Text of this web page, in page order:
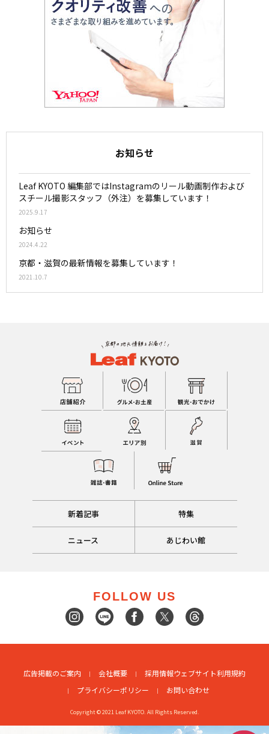
お知らせ
Leaf KYOTO 編集部ではInstagramのリール動画制作および
スチール撮影スタッフ（外注）を募集しています！
2025.9.17
お知らせ
2024.4.22
京都・滋賀の最新情報を募集しています！
2021.10.7
新着記事 特集
ニュース あじわい館
FOLLOW US
広告掲載のご案内 会社概要 採用情報ウェブサイト利用規約
プライバシーポリシー
お問い合わせ
Copyright © 2021 Leaf KYOTO. All Rights Reserved.